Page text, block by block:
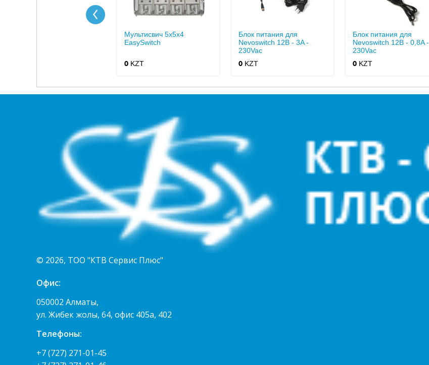
Мультисвич 5x5x4
EasySwitch
0 KZT
Блок питания для
Nevoswitch 12В - 3A -
230Vac
0 KZT
Блок питания для
Nevoswitch 12В - 0,8A -
230Vac
0 KZT
© 2026, ТОО "КТВ Сервис Плюс"
Офис:
050002 Алматы,
ул. Жибек жолы, 64, офис 405а, 402
Телефоны:
+7 (727) 271-01-45